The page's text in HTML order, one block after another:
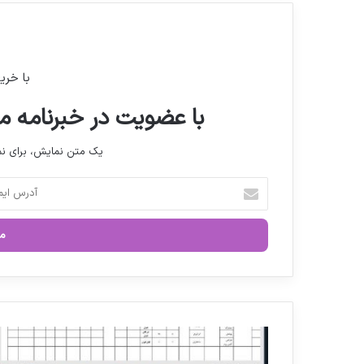
با
با عضویت در خبرنامه
یک متن نمایش،
ر
ا
ی
خ